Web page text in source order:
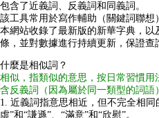
包含了近義詞、反義詞和同義詞。
該工具常用於寫作輔助（關鍵詞聯想
本網站收錄了最新版的新華字典，
條，並對數據進行持續更新，保證查
什麼是相似詞？
相似，指類似的意思，按日常習慣
含反義詞（因為屬於同一類型的詞語
1. 近義詞指意思相近，但不完全相同
虛”和“謙遜”、“滿意”和“欣慰”。